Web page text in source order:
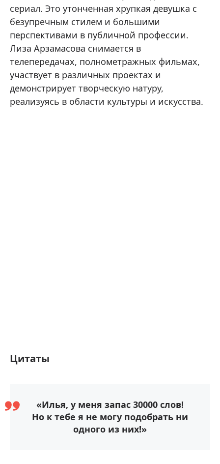
сериал. Это утонченная хрупкая девушка с
безупречным стилем и большими
перспективами в публичной профессии.
Лиза Арзамасова снимается в
телепередачах, полнометражных фильмах,
участвует в различных проектах и
демонстрирует творческую натуру,
реализуясь в области культуры и искусства.
Цитаты
«Илья, у меня запас 30000 слов!
Но к тебе я не могу подобрать ни
одного из них!»